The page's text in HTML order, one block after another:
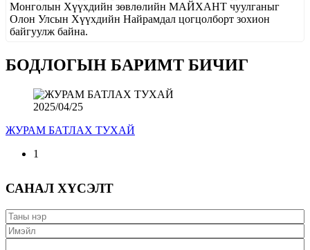
Монголын Хүүхдийн зөвлөлийн МАЙХАНТ чуулганыг
Олон Улсын Хүүхдийн Найрамдал цогцолборт зохион
байгуулж байна.
БОДЛОГЫН БАРИМТ БИЧИГ
2025/04/25
ЖУРАМ БАТЛАХ ТУХАЙ
1
САНАЛ ХҮСЭЛТ